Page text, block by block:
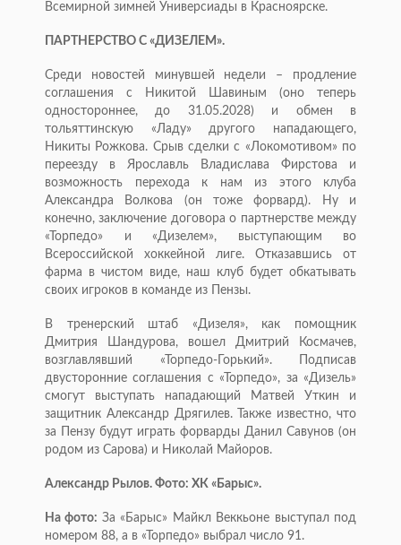
Всемирной зимней Универсиады в Красноярске.
ПАРТНЕРСТВО С «ДИЗЕЛЕМ».
Среди новостей минувшей недели – продление
соглашения с Никитой Шавиным (оно теперь
одностороннее, до 31.05.2028) и обмен в
тольяттинскую «Ладу» другого нападающего,
Никиты Рожкова. Срыв сделки с «Локомотивом» по
переезду в Ярославль Владислава Фирстова и
возможность перехода к нам из этого клуба
Александра Волкова (он тоже форвард). Ну и
конечно, заключение договора о партнерстве между
«Торпедо» и «Дизелем», выступающим во
Всероссийской хоккейной лиге. Отказавшись от
фарма в чистом виде, наш клуб будет обкатывать
своих игроков в команде из Пензы.
В тренерский штаб «Дизеля», как помощник
Дмитрия Шандурова, вошел Дмитрий Космачев,
возглавлявший «Торпедо-Горький». Подписав
двусторонние соглашения с «Торпедо», за «Дизель»
смогут выступать нападающий Матвей Уткин и
защитник Александр Дрягилев. Также известно, что
за Пензу будут играть форварды Данил Савунов (он
родом из Сарова) и Николай Майоров.
Александр Рылов. Фото: ХК «Барыс».
На фото: За «Барыс» Майкл Веккьоне выступал под
номером 88, а в «Торпедо» выбрал число 91.